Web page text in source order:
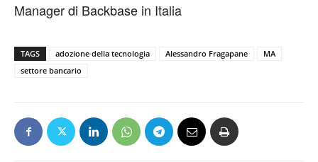
Manager di Backbase in Italia
TAGS adozione della tecnologia Alessandro Fragapane
MA
settore bancario